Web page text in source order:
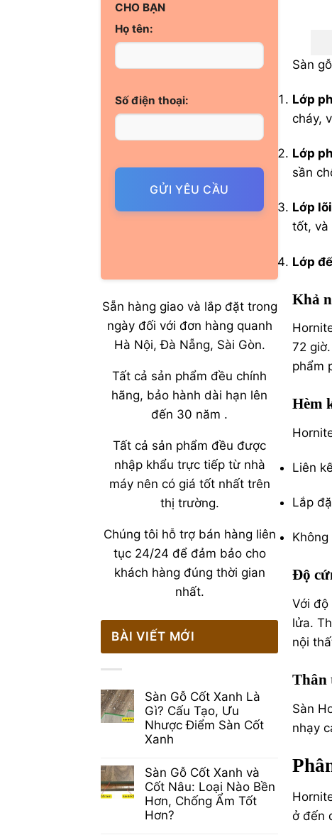
CHO BẠN
Họ tên:
Số điện thoại:
GỬI YÊU CẦU
Sẵn hàng giao và lắp đặt trong
ngày đối với đơn hàng quanh
Hà Nội, Đà Nẵng, Sài Gòn.
Tất cả sản phẩm đều chính
hãng, bảo hành dài hạn lên
đến 30 năm .
Tất cả sản phẩm đều được
nhập khẩu trực tiếp từ nhà
máy nên có giá tốt nhất trên
thị trường.
Chúng tôi hỗ trợ bán hàng liên
tục 24/24 để đảm bảo cho
khách hàng đúng thời gian
nhất.
BÀI VIẾT MỚI
Sàn Gỗ Cốt Xanh Là
Gì? Cấu Tạo, Ưu
Nhược Điểm Sàn Cốt
Xanh
bình
luận
ở
Sàn
Gỗ
Sàn Gỗ Cốt Xanh và
Cốt Nâu: Loại Nào Bền
Hơn, Chống Ẩm Tốt
Hơn?
Sàn
Lớp
cháy,
Lớp
sần
Lớp
tốt, và
Lớp
Khả
72
phẩm
Hèm
Liên
Lắp
Độ
Với
lửa.
nội
Thân
Sàn
nhạy
ở đến